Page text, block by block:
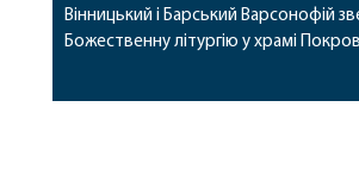
Вінницький і Барський Варсонофій
Божественну літургію у храмі
Богородиці села Терешки Барського